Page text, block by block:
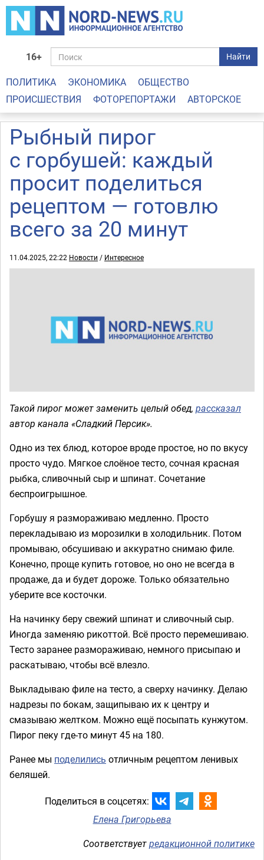
16+ Найти
ПОЛИТИКА ЭКОНОМИКА
ОБЩЕСТВО
ПРОИСШЕСТВИЯ
ФОТОРЕПОРТАЖИ АВТОРСКОЕ
Рыбный пирог
с горбушей: каждый
просит поделиться
рецептом — готовлю
всего за 20 минут
11.04.2025, 22:22 Новости / Интересное
Такой пирог может заменить целый обед, рассказал
автор канала «Сладкий Персик».
Одно из тех блюд, которое вроде простое, но по вкусу
просто чудо. Мягкое слоёное тесто, сочная красная
рыбка, сливочный сыр и шпинат. Сочетание
беспроигрышное.
Горбушу я размораживаю медленно. Просто
перекладываю из морозилки в холодильник. Потом
промываю, обсушиваю и аккуратно снимаю филе.
Конечно, проще купить готовое, но оно не всегда в
продаже, да и будет дороже. Только обязательно
уберите все косточки.
На начинку беру свежий шпинат и сливочный сыр.
Иногда заменяю рикоттой. Всё просто перемешиваю.
Тесто заранее размораживаю, немного присыпаю и
раскатываю, чтобы всё влезло.
Выкладываю филе на тесто, а сверху начинку. Делаю
надрезы по бокам, защипываю их к центру и
смазываю желтком. Можно ещё посыпать кунжутом.
Пирог пеку где-то минут 45 на 180.
Ранее мы поделились отличным рецептом ленивых
беляшей.
Поделиться в соцсетях:
Елена Григорьева
Соответствуетредакционной политике